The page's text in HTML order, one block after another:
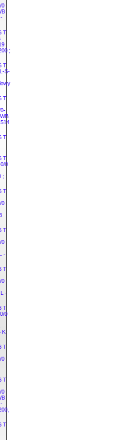
0
T
;
T
S-
T
T
T
0
;
T
0
T
0
-
T
0
-
T
0
K -
T
0
T
0
T